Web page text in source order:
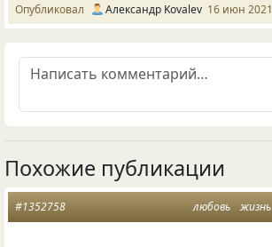
Опубликовал Александр Kovalev 16 июн 2021
Похожие публикации
любовь жизнь
#1352758